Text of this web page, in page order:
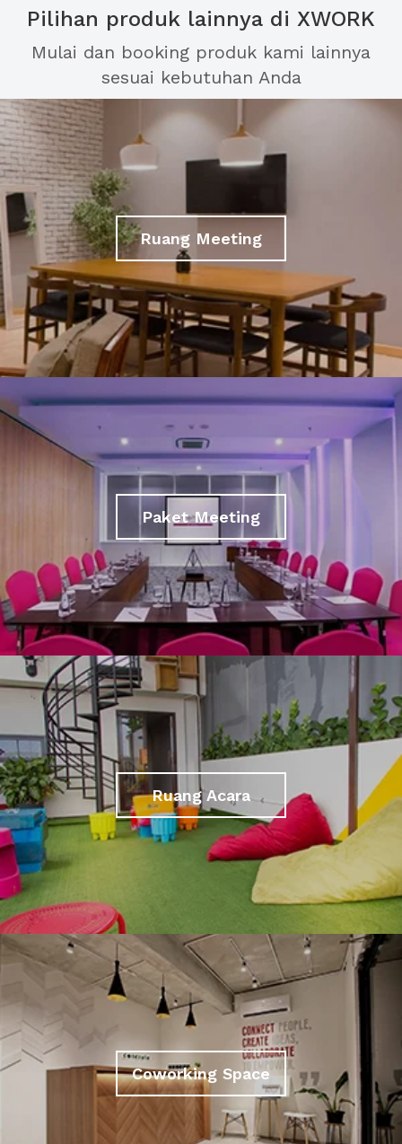
Pilihan produk lainnya di XWORK
Mulai dan booking produk kami lainnya
sesuai kebutuhan Anda
Ruang Meeting
Paket Meeting
Ruang Acara
Coworking Space